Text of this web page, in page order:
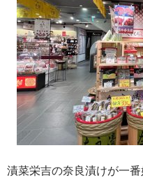
漬菜栄吉の奈良漬けが一